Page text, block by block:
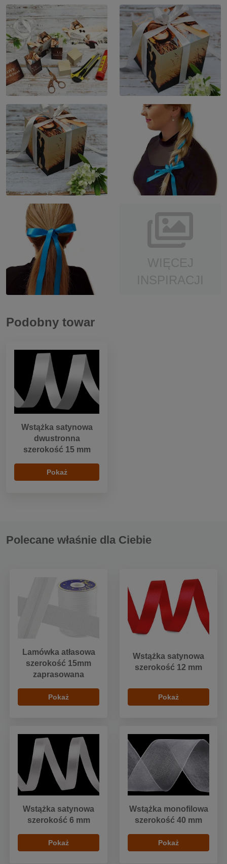
Podobny towar
Wstążka satynowa
dwustronna
szerokość 15 mm
Pokaż
Polecane właśnie dla Ciebie
Lamówka atłasowa
szerokość 15mm
zaprasowana
Pokaż
Wstążka satynowa
szerokość 12 mm
Pokaż
Wstążka satynowa
szerokość 6 mm
Pokaż
Wstążka monofilowa
szerokość 40 mm
Pokaż